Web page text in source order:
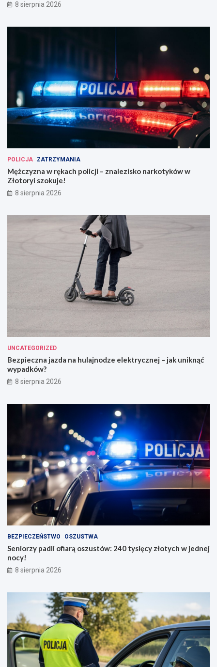
8 sierpnia 2026
POLICJA ZATRZYMANIA
Mężczyzna w rękach policji – znalezisko narkotyków w
Złotoryi szokuje!
8 sierpnia 2026
UNCATEGORIZED
Bezpieczna jazda na hulajnodze elektrycznej – jak uniknąć
wypadków?
8 sierpnia 2026
BEZPIECZEŃSTWO OSZUSTWA
Seniorzy padli ofiarą oszustów: 240 tysięcy złotych w jednej
nocy!
8 sierpnia 2026